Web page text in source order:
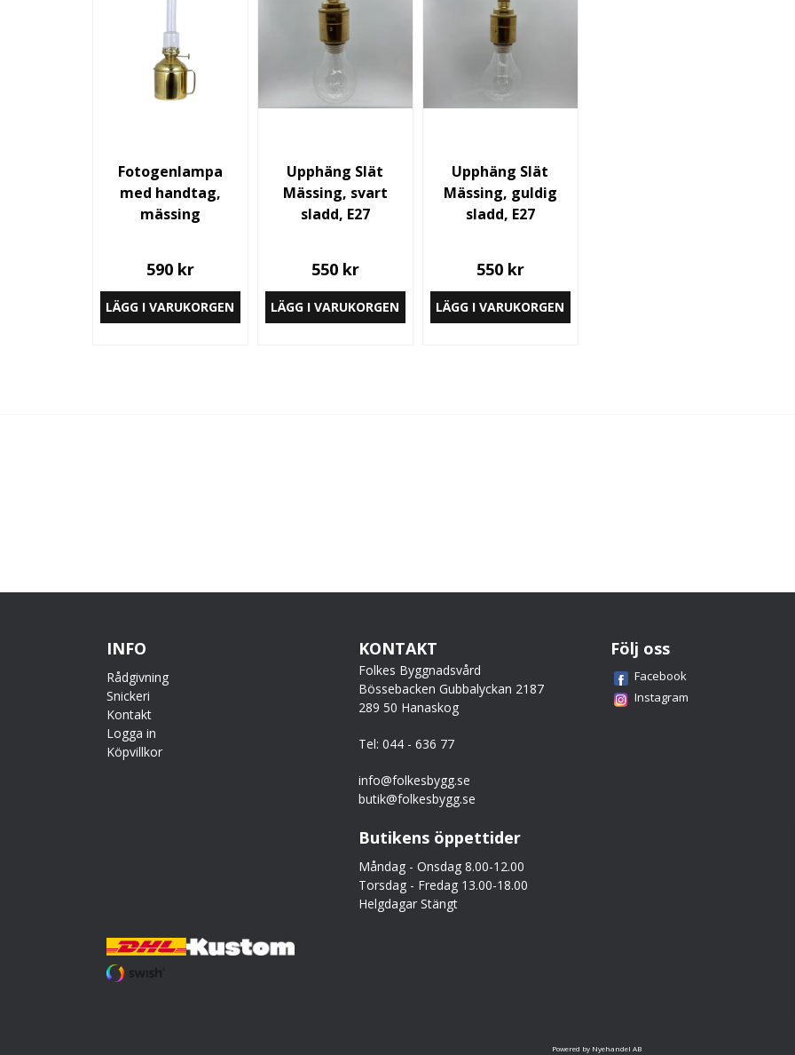
Fotogenlampa
med handtag,
mässing
590 kr
LÄGG I VARUKORGEN
Upphäng Slät
Mässing, svart
sladd, E27
550 kr
LÄGG I VARUKORGEN
Upphäng Slät
Mässing, guldig
sladd, E27
550 kr
LÄGG I VARUKORGEN
INFO
Rådgivning
Snickeri
Kontakt
Logga in
Köpvillkor
KONTAKT
Folkes Byggnadsvård
Bössebacken Gubbalyckan 2187
289 50 Hanaskog
Tel: 044 - 636 77
info@folkesbygg.se
butik@folkesbygg.se
Butikens öppettider
Måndag - Onsdag 8.00-12.00
Torsdag - Fredag 13.00-18.00
Helgdagar Stängt
Följ oss
Facebook
Instagram
Powered by Nyehandel AB